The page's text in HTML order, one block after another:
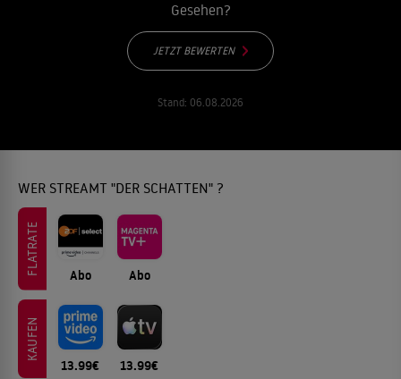
Gesehen?
JETZT BEWERTEN
Stand: 06.08.2026
WER STREAMT "DER SCHATTEN" ?
FLATRATE Abo Abo
KAUFEN
13.99€ 13.99€